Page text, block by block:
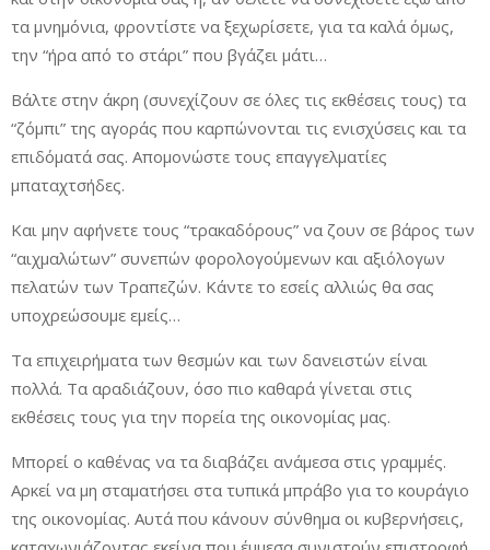
τα μνημόνια, φροντίστε να ξεχωρίσετε, για τα καλά όμως,
την “ήρα από το στάρι” που βγάζει μάτι…
Βάλτε στην άκρη (συνεχίζουν σε όλες τις εκθέσεις τους) τα
“ζόμπι” της αγοράς που καρπώνονται τις ενισχύσεις και τα
επιδόματά σας. Απομονώστε τους επαγγελματίες
μπαταχτσήδες.
Και μην αφήνετε τους “τρακαδόρους” να ζουν σε βάρος των
“αιχμαλώτων” συνεπών φορολογούμενων και αξιόλογων
πελατών των Τραπεζών. Κάντε το εσείς αλλιώς θα σας
υποχρεώσουμε εμείς…
Τα επιχειρήματα των θεσμών και των δανειστών είναι
πολλά. Τα αραδιάζουν, όσο πιο καθαρά γίνεται στις
εκθέσεις τους για την πορεία της οικονομίας μας.
Μπορεί ο καθένας να τα διαβάζει ανάμεσα στις γραμμές.
Αρκεί να μη σταματήσει στα τυπικά μπράβο για το κουράγιο
της οικονομίας. Αυτά που κάνουν σύνθημα οι κυβερνήσεις,